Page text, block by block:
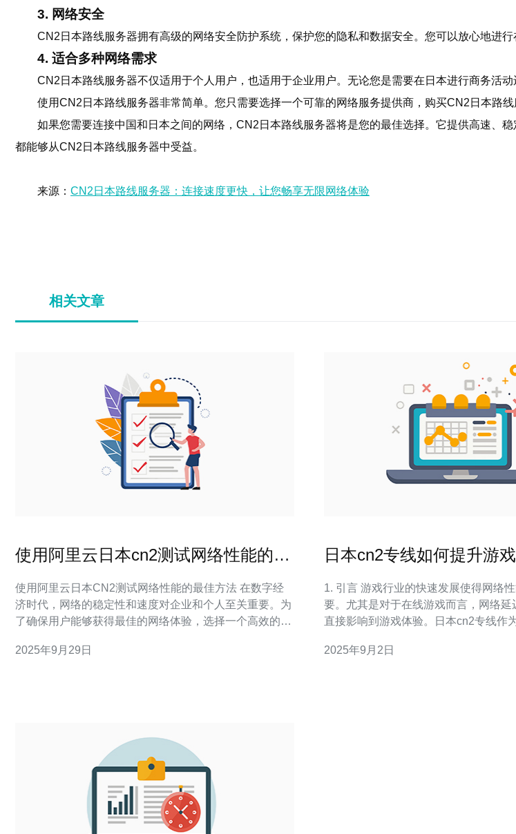
3. 网络安全
CN2日本路线服务器拥有高级的网络安全防护系统，保护您的隐私和数据安全。您可以放心地进
4. 适合多种网络需求
CN2日本路线服务器不仅适用于个人用户，也适用于企业用户。无论您是需要在日本进行商务活
使用CN2日本路线服务器非常简单。您只需要选择一个可靠的网络服务提供商，购买CN2日本路
如果您需要连接中国和日本之间的网络，CN2日本路线服务器将是您的最佳选择。它提供高速、
都能够从CN2日本路线服务器中受益。
来源： CN2日本路线服务器：连接速度更快，让您畅享无限网络体验
相关文章
使用阿里云日本cn2测试网络性能的最
使用阿里云日本CN2测试网络性能的最佳方法 在数字经
济时代，网络的稳定性和速度对企业和个人至关重要。为
了确保用户能够获得最佳的网络体验，选择一个高效的测
CN2测试网络性能的最佳方法，确保您能够轻松评估和优
2025年9月29日
日本cn2专线如何提升游
1. 引言 游戏行业的快速发展使得网络性能变得尤为重
要。尤其是对于在线游戏而言，网络延
直接影响到游戏体验。日本cn2专线作
开发商和玩家的首选。 2. 什么是日本cn2专线 日本cn2专
2025年9月2日